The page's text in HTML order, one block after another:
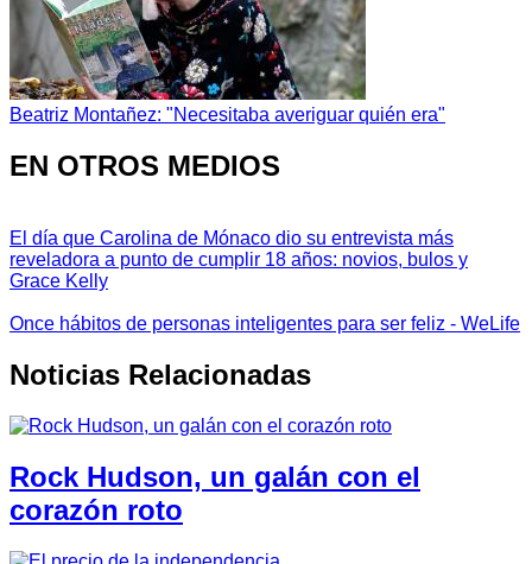
Beatriz Montañez: "Necesitaba averiguar quién era"
EN OTROS MEDIOS
El día que Carolina de Mónaco dio su entrevista más
reveladora a punto de cumplir 18 años: novios, bulos y
Grace Kelly
Once hábitos de personas inteligentes para ser feliz - WeLife
Noticias Relacionadas
Rock Hudson, un galán con el
corazón roto